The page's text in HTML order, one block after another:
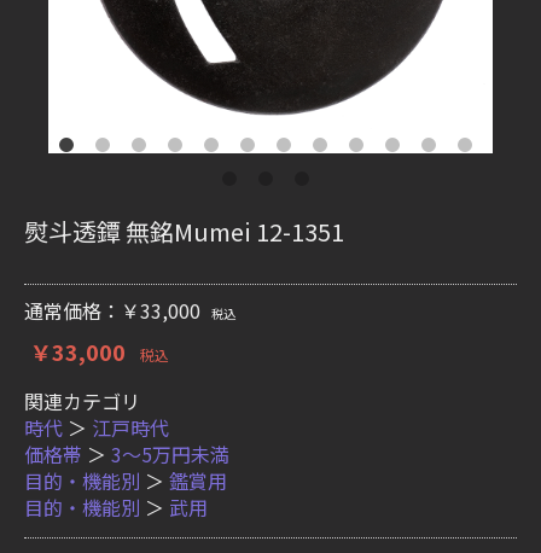
熨斗透鐔 無銘Mumei 12-1351
通常価格：￥33,000 税込
￥33,000 税込
関連カテゴリ
時代 ＞ 江戸時代
価格帯 ＞ 3〜5万円未満
目的・機能別 ＞ 鑑賞用
目的・機能別 ＞ 武用